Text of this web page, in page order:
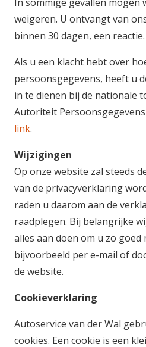
weigeren. U ontvangt van
binnen 30 dagen, een reactie.
Als u een klacht hebt over
persoonsgegevens, heeft u
in te dienen bij de nationale
Autoriteit Persoonsgegevens
link.
Wijzigingen
Op onze website zal steeds
van de privacyverklaring
raden u daarom aan de
raadplegen. Bij belangrijke
alles aan doen om u zo
bijvoorbeeld per e-mail of
de website.
Cookieverklaring
Autoservice van der Wal
cookies. Een cookie is een